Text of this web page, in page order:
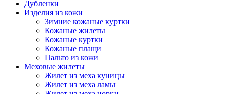
Дубленки
Изделия из кожи
Зимние кожаные куртки
Кожаные жилеты
Кожаные куртки
Кожаные плащи
Пальто из кожи
Меховые жилеты
Жилет из меха куницы
Жилет из меха ламы